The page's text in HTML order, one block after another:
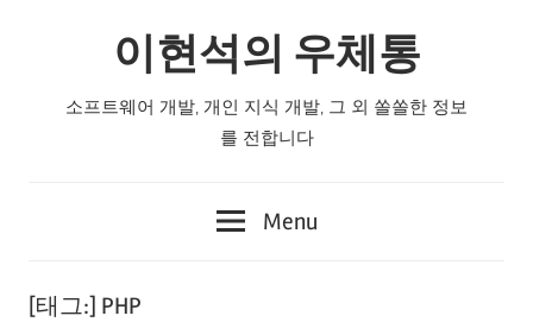
이현석의 우체통
소프트웨어 개발, 개인 지식 개발, 그 외 쏠쏠한 정보
를 전합니다
Menu
[태그:] PHP